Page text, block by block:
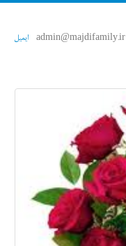
admin@majdifamily.ir ایمیل